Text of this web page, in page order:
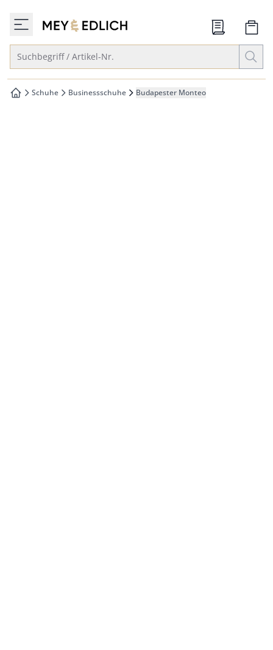
springen
springen
zur Startseite
Suchbegriff / Artikel-Nr.
zur Startseite
Schuhe Businessschuhe Budapester Monteo